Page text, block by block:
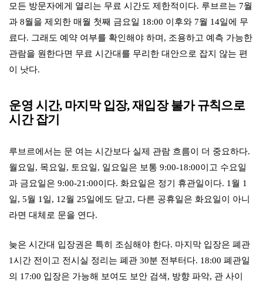
모든 방문자에게 열리는 무료 시간도 제한적이다. 루브르는 7월
과 8월을 제외한 매월 첫째 금요일 18:00 이후와 7월 14일에 무
료다. 그래도 예약 여부를 확인해야 하며, 조용하고 예측 가능한
관람을 원한다면 무료 시간대를 무리한 대안으로 잡지 않는 편
이 낫다.
운영 시간, 마지막 입장, 재입장 불가 규칙으로
시간 잡기
루브르에서는 문 여는 시간보다 실제 관람 흐름이 더 중요하다.
월요일, 목요일, 토요일, 일요일은 보통 9:00-18:00이고 수요일
과 금요일은 9:00-21:00이다. 화요일은 정기 휴관일이다. 1월 1
일, 5월 1일, 12월 25일에도 닫고, 다른 공휴일은 화요일이 아니
라면 대체로 문을 연다.
늦은 시간대 입장권은 특히 조심해야 한다. 마지막 입장은 폐관
1시간 전이고 전시실 정리는 폐관 30분 전부터다. 18:00 폐관일
의 17:00 입장은 가능해 보여도 보안 검색, 방향 파악, 관 사이